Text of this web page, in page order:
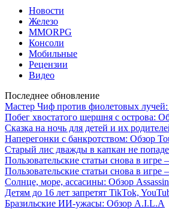
Новости
Железо
MMORPG
Консоли
Мобильные
Рецензии
Видео
Последнее обновление
Мастер Чиф против фиолетовых
Побег хвостатого шершня с острова:
Сказка на ночь для детей и их
Наперегонки с банкротством: Обзор
Старый лис дважды в капкан не
Пользовательские статьи снова в
Пользовательские статьи снова в
Солнце, море, ассасины: Обзор
Детям до 16 лет запретят TikTok,
Бразильские ИИ-ужасы: Обзор A.I.L.A